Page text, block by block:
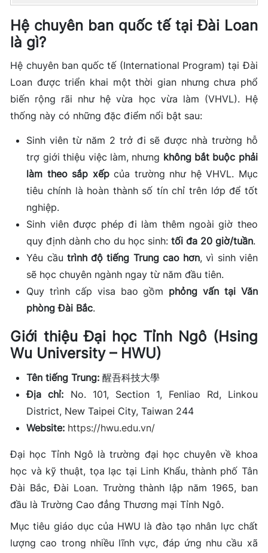
Hệ chuyên ban quốc tế tại Đài Loan
là gì?
Hệ chuyên ban quốc tế (International Program) tại Đài
Loan được triển khai một thời gian nhưng chưa phổ
biến rộng rãi như hệ vừa học vừa làm (VHVL). Hệ
thống này có những đặc điểm nổi bật sau:
Sinh viên từ năm 2 trở đi sẽ được nhà trường hỗ
trợ giới thiệu việc làm, nhưng không bắt buộc phải
làm theo sắp xếpcủa trường như hệ VHVL. Mục
tiêu chính là hoàn thành số tín chỉ trên lớp để tốt
nghiệp.
Sinh viên được phép đi làm thêm ngoài giờ theo
quy định dành cho du học sinh:tối đa 20 giờ/tuần.
Yêu cầu trình độ tiếng Trung cao hơn, vì sinh viên
sẽ học chuyên ngành ngay từ năm đầu tiên.
Quy trình cấp visa bao gồm phỏng vấn tại Văn
phòng Đài Bắc.
Giới thiệu Đại học Tỉnh Ngô (Hsing
Wu University – HWU)
Tên tiếng Trung: 醒吾科技大學
Địa chỉ: No. 101, Section 1, Fenliao Rd, Linkou
District, New Taipei City, Taiwan 244
Website: https://hwu.edu.vn/
Đại học Tỉnh Ngô là trường đại học chuyên về khoa
học và kỹ thuật, tọa lạc tại Linh Khẩu, thành phố Tân
Đài Bắc, Đài Loan. Trường thành lập năm 1965, ban
đầu là Trường Cao đẳng Thương mại Tỉnh Ngô.
Mục tiêu giáo dục của HWU là đào tạo nhân lực chất
lượng cao trong nhiều lĩnh vực, đáp ứng nhu cầu xã